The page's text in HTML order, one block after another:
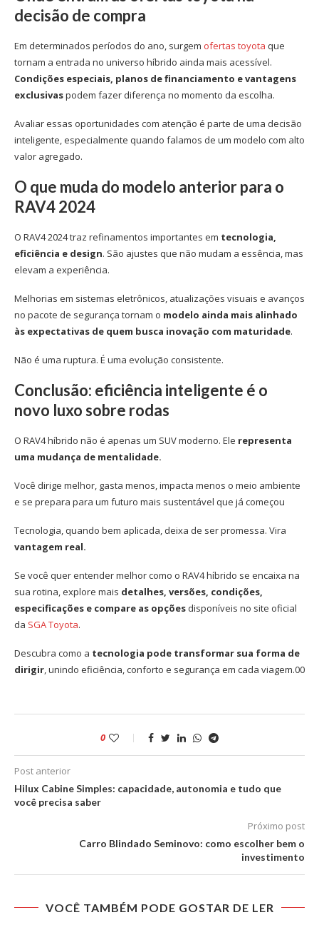
decisão de compra
Em determinados períodos do ano, surgem ofertas toyota que
tornam a entrada no universo híbrido ainda mais acessível.
Condições especiais, planos de financiamento e vantagens
exclusivaspodem fazer diferença no momento da escolha.
Avaliar essas oportunidades com atenção é parte de uma decisão
inteligente, especialmente quando falamos de um modelo com alto
valor agregado.
O que muda do modelo anterior para o
RAV4 2024
O RAV4 2024traz refinamentos importantes em tecnologia,
eficiência e design. São ajustes que não mudam a essência, mas
elevam a experiência.
Melhorias em sistemas eletrônicos, atualizações visuais e avanços
no pacote de segurança tornam o modelo ainda mais alinhado
às expectativas de quem busca inovação com maturidade.
Não é uma ruptura. É uma evolução consistente.
Conclusão: eficiência inteligente é o
novo luxo sobre rodas
O RAV4 híbrido não é apenas um SUV moderno. Ele representa
uma mudança de mentalidade.
Você dirige melhor, gasta menos, impacta menos o meio ambiente
e se prepara para um futuro mais sustentável que já começou
Tecnologia, quando bem aplicada, deixa de ser promessa. Vira
vantagem real.
Se você quer entender melhor como o RAV4 híbrido se encaixa na
sua rotina, explore mais detalhes, versões, condições,
especificações e compare as opções disponíveis no site oficial
da SGA Toyota.
Descubra como a tecnologia pode transformar sua forma de
dirigir, unindo eficiência, conforto e segurança em cada viagem.00
0
Post anterior
Hilux Cabine Simples: capacidade, autonomia e tudo que
você precisa saber
Próximo post
Carro Blindado Seminovo: como escolher bem o
investimento
VOCÊ TAMBÉM PODE GOSTAR DE LER